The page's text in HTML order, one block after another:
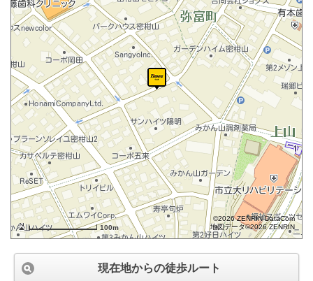
100m
©2026 ZENRIN DataCom
地図データ©2026 ZENRIN
現在地からの徒歩ルート